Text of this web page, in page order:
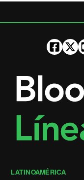
LATINOAMÉRICA